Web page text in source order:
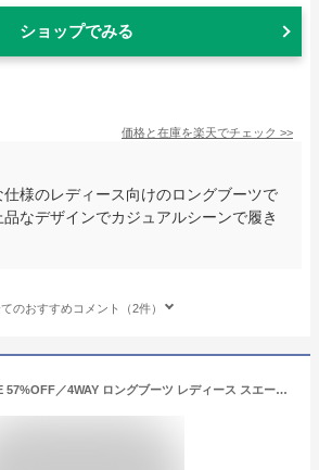
ショップでみる
価格と在庫を楽天でチェック >>
様のレディース向けのロングブーツで
なデザインでカジュアルシーンで履き
のおすすめコメント（2件）
＼スーパーSALE 57%OFF／4WAY ロングブーツ レディース スエード 疲れない 厚底 ニーハイブーツ スエードタッチブーツ ゆったり ブーツ あたたかい シンプル インヒール スウェード ウェスタンカット ニーハイブーツ ローヒール 大きいサイズ 防寒 滑りにくい 長靴